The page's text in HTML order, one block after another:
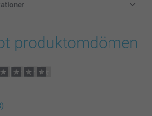
produktomdömen